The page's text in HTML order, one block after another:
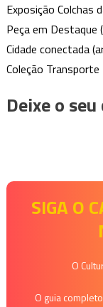
Exposição Colchas
Peça em Destaque
Cidade conectada
Coleção
Deixe o
SIGA O
O
O guia